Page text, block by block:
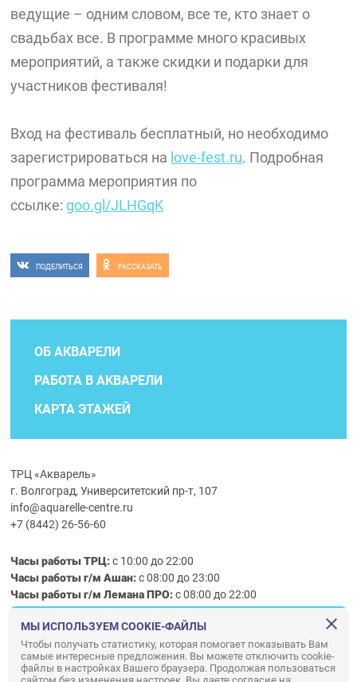
ведущие – одним словом, все те, кто знает о
свадьбах все. В программе много красивых
мероприятий, а также скидки и подарки для
участников фестиваля!
Вход на фестиваль бесплатный, но необходимо
зарегистрироваться на love-fest.ru. Подробная
программа мероприятия по
ссылке: goo.gl/JLHGqK
ПОДЕЛИТЬСЯ РАССКАЗАТЬ
ОБ АКВАРЕЛИ
РАБОТА В АКВАРЕЛИ
КАРТА ЭТАЖЕЙ
ТРЦ «Акварель»
г. Волгоград, Университетский пр-т, 107
info@aquarelle-centre.ru
+7 (8442) 26-56-60
Часы работы ТРЦ:с 10:00 до 22:00
Часы работы г/м Ашан:с 08:00 до 23:00
Часы работыг/мЛемана ПРО:с 08:00 до 22:00
Правила посещения ТРЦ «Акварель»
ООО «АКВАРЕЛЬ»
МЫ ИСПОЛЬЗУЕМ COOKIE-ФАЙЛЫ
Чтобы получать статистику, которая помогает показывать Вам
самые интересные предложения. Вы можете отключить cookie-
файлы в настройках Вашего браузера. Продолжая пользоваться